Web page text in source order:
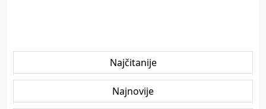
Najčitanije
Najnovije